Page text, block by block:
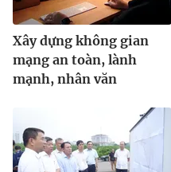
Xây dựng không gian
mạng an toàn, lành
mạnh, nhân văn